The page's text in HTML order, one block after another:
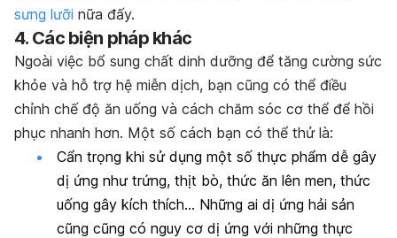
sưng lưỡi nữa đấy.
4. Các biện pháp khác
Ngoài việc bổ sung chất dinh dưỡng để tăng cường sức
khỏe và hỗ trợ hệ miễn dịch, bạn cũng có thể điều
chỉnh chế độ ăn uống và cách chăm sóc cơ thể để hồi
phục nhanh hơn. Một số cách bạn có thể thử là:
Cẩn trọng khi sử dụng một số thực phẩm dễ gây
dị ứng như trứng, thịt bò, thức ăn lên men, thức
uống gây kích thích… Những ai dị ứng hải sản
cũng cũng có nguy cơ dị ứng với những thực